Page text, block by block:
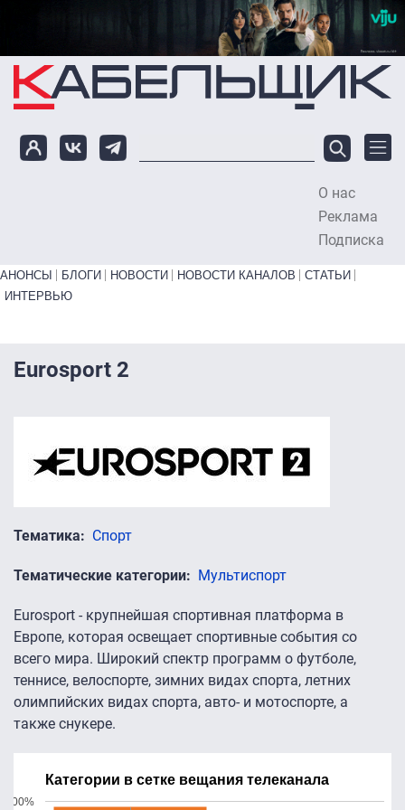
Перейти к основному содержанию
О нас
Реклама
Подписка
Primary links bottom
АНОНСЫ БЛОГИ НОВОСТИ НОВОСТИ КАНАЛОВ
СТАТЬИ
ИНТЕРВЬЮ
Eurosport 2
Тематика Спорт
Тематические категории Мультиспорт
Eurosport - крупнейшая спортивная платформа в
Европе, которая освещает спортивные события со
всего мира. Широкий спектр программ о футболе,
теннисе, велоспорте, зимних видах спорта, летних
олимпийских видах спорта, авто- и мотоспорте, а
также снукере.
Категории в сетке вещания телеканала
100%